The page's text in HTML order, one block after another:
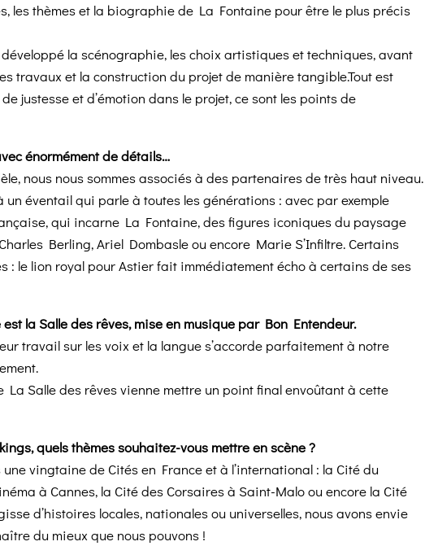
les thèmes et la biographie de La Fontaine pour être le plus précis
développé la scénographie, les choix artistiques et techniques, avant
travaux et la construction du projet de manière tangible.Tout est
justesseet d’émotion dans le projet, ce sont les points de
énormément de détails…
nous nous sommes associés à des partenaires de très haut niveau.
éventail qui parle à toutes les générations : avec par exemple
qui incarne La Fontaine, des figures iconiques du paysage
Berling, Ariel Dombasle ou encore Marie S’Infiltre. Certains
: le lion royal pour Astier fait immédiatement écho à certains de ses
la Salle des rêves, mise en musique par Bon Entendeur.
travail sur les voix et la langue s’accorde parfaitement à notre
La Salle des rêves vienne mettre un point final envoûtant à cette
quels thèmes souhaitez-vous mettre en scène ?
vingtaine de Cités en France et à l’international : la Cité du
à Cannes, la Cité des Corsaires à Saint-Malo ou encore la Cité
d’histoires locales, nationales ou universelles, nous avons envie
du mieux que nous pouvons !